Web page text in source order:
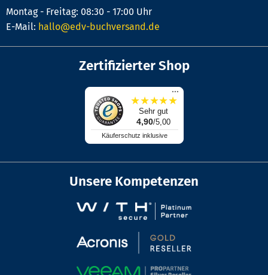
Montag - Freitag: 08:30 - 17:00 Uhr
E-Mail: hallo@edv-buchversand.de
Zertifizierter Shop
...
★★★★★
Sehr gut
4,90/5,00
Käuferschutz inklusive
Unsere Kompetenzen